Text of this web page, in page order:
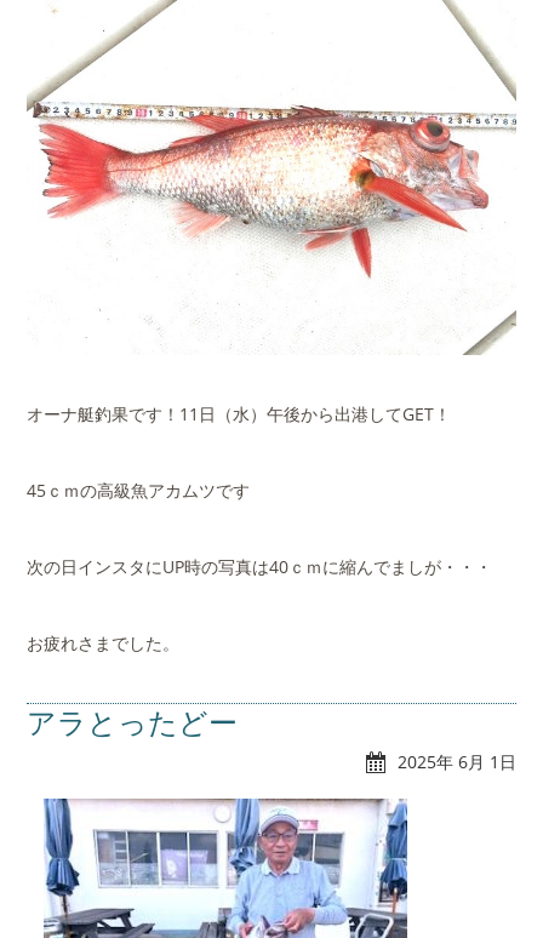
オーナ艇釣果です！11日（水）午後から出港してGET！
45ｃｍの高級魚アカムツです
次の日インスタにUP時の写真は40ｃｍに縮んでましが・・・
お疲れさまでした。
アラとったどー
2025年 6月 1日